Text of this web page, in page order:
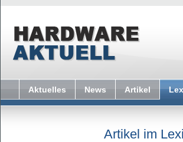
Aktuelles News Artikel
Artikel im